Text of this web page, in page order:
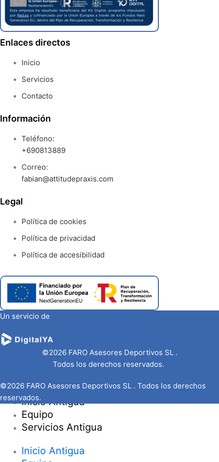
Enlaces directos
Inicio
Servicios
Contacto
Información
Teléfono:
+690813889
Correo:
fabian@attitudepraxis.com
Legal
Política de cookies
Política de privacidad
Política de accesibilidad
Un servicio de
©2026 FARO Asesores Deportivos SL .
Todos los derechos reservados.
©2026 FARO Asesores Deportivos SL . Todos los derechos
reservados.Inicio Antigua
Equipo
Servicios Antigua
Inicio Antigua